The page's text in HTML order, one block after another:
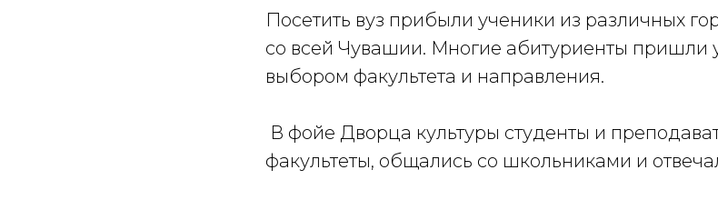
Посетить вуз прибыли ученики из различных
со всей Чувашии. Многие абитуриенты пришли
выбором факультета и направления.
В фойе Дворца культуры студенты и
факультеты, общались со школьниками и